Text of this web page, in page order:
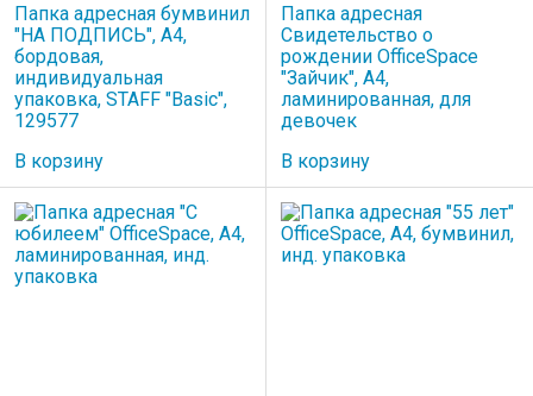
Папка адресная бумвинил
"НА ПОДПИСЬ", А4,
бордовая,
индивидуальная
упаковка, STAFF "Basic",
129577
В корзину
Папка адресная
Свидетельство о
рождении OfficeSpace
"Зайчик", А4,
ламинированная, для
девочек
В корзину